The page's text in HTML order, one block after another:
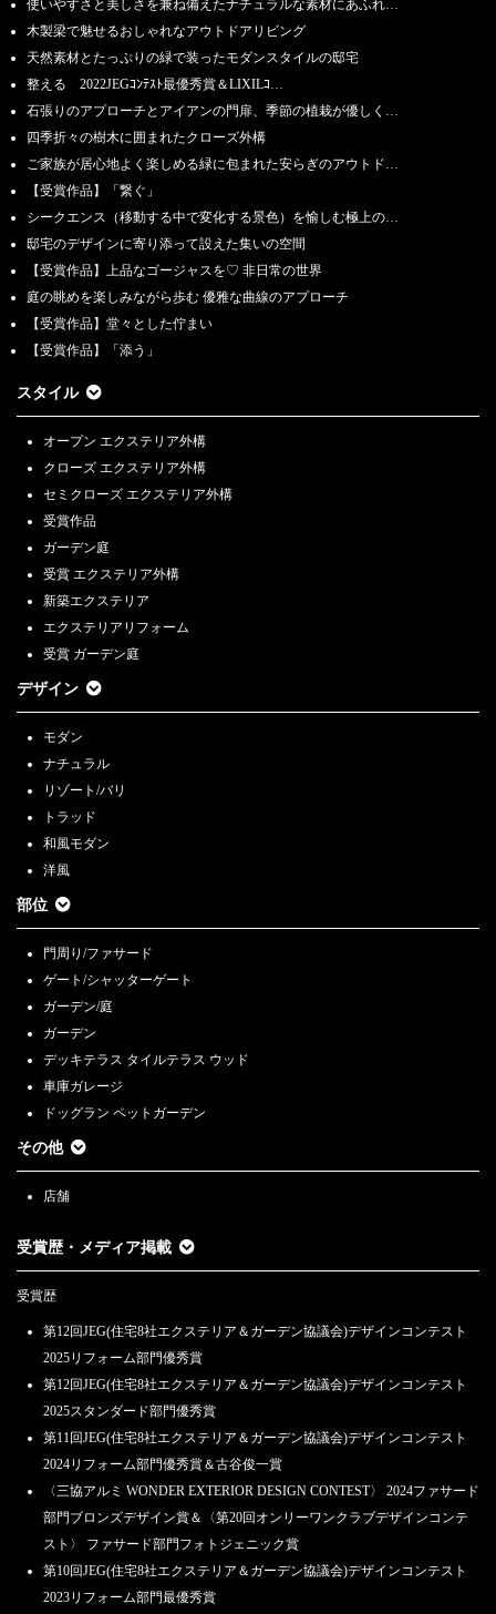
使いやすさと美しさを兼ね備えたナチュラルな素材にあふれ…
木製梁で魅せるおしゃれなアウトドアリビング
天然素材とたっぷりの緑で装ったモダンスタイルの邸宅
整える 2022JEGｺﾝﾃｽﾄ最優秀賞＆LIXILｺ…
石張りのアプローチとアイアンの門扉、季節の植栽が優しく…
四季折々の樹木に囲まれたクローズ外構
ご家族が居心地よく楽しめる緑に包まれた安らぎのアウトド…
【受賞作品】「繋ぐ」
シークエンス（移動する中で変化する景色）を愉しむ極上の…
邸宅のデザインに寄り添って設えた集いの空間
【受賞作品】上品なゴージャスを♡ 非日常の世界
庭の眺めを楽しみながら歩む 優雅な曲線のアプローチ
【受賞作品】堂々とした佇まい
【受賞作品】「添う」
スタイル
オープン エクステリア外構
クローズ エクステリア外構
セミクローズ エクステリア外構
受賞作品
ガーデン庭
受賞 エクステリア外構
新築エクステリア
エクステリアリフォーム
受賞 ガーデン庭
デザイン
モダン
ナチュラル
リゾート/バリ
トラッド
和風モダン
洋風
部位
門周り/ファサード
ゲート/シャッターゲート
ガーデン/庭
ガーデン
デッキテラス タイルテラス ウッド
車庫ガレージ
ドッグラン ペットガーデン
その他
店舗
受賞歴・メディア掲載
受賞歴
第12回JEG(住宅8社エクステリア＆ガーデン協議会)デザインコンテスト
2025リフォーム部門優秀賞
第12回JEG(住宅8社エクステリア＆ガーデン協議会)デザインコンテスト
2025スタンダード部門優秀賞
第11回JEG(住宅8社エクステリア＆ガーデン協議会)デザインコンテスト
2024リフォーム部門優秀賞＆古谷俊一賞
〈三協アルミ WONDER EXTERIOR DESIGN CONTEST〉 2024ファサード
部門ブロンズデザイン賞＆〈第20回オンリーワンクラブデザインコンテ
スト〉 ファサード部門フォトジェニック賞
第10回JEG(住宅8社エクステリア＆ガーデン協議会)デザインコンテスト
2023リフォーム部門最優秀賞